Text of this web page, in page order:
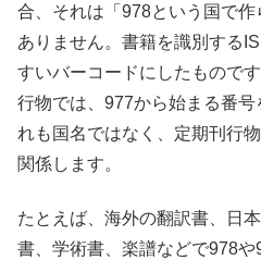
合、それは「978という国で
ありません。書籍を識別する
すいバーコードにしたもので
行物では、977から始まる番号
れも国名ではなく、定期刊行
関係します。
たとえば、海外の翻訳書、日
書、学術書、楽譜などで978